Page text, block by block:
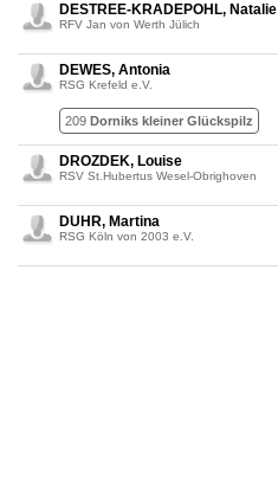
DESTREE-KRADEPOHL, Natalie
RFV Jan von Werth Jülich
DEWES, Antonia
RSG Krefeld e.V.
209 Dorniks kleiner Glückspilz
DROZDEK, Louise
RSV St.Hubertus Wesel-Obrighoven
DUHR, Martina
RSG Köln von 2003 e.V.